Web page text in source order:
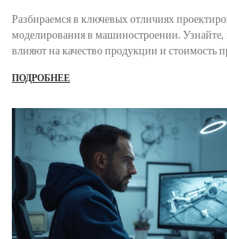
Разбираемся в ключевых отличиях
моделирования в машиностроении. Узнайте,
влияют на качество продукции и стоимость
ПОДРОБНЕЕ